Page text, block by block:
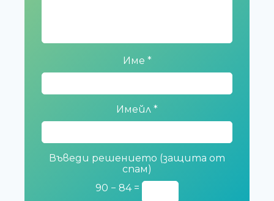
Име *
Имейл *
Въведи решението (защита от
спам)
90 − 84 =